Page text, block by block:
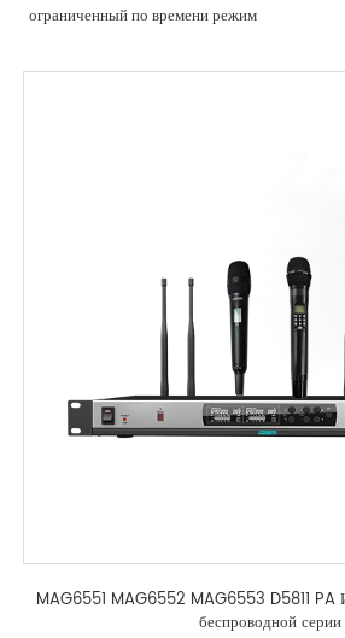
ограниченный по времени режим
MAG6551 MAG6552 MAG6553 D5811 PA
беспроводной серии